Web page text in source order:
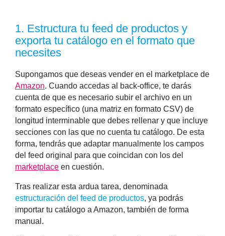
1. Estructura tu feed de productos y
exporta tu catálogo en el formato que
necesites
Supongamos que deseas vender en el marketplace de
Amazon. Cuando accedas al back-office, te darás
cuenta de que es necesario subir el archivo en un
formato específico (una matriz en formato CSV) de
longitud interminable que debes rellenar y que incluye
secciones con las que no cuenta tu catálogo. De esta
forma, tendrás que adaptar manualmente los campos
del feed original para que coincidan con los del
marketplace en cuestión.
Tras realizar esta ardua tarea, denominada
estructuración del feed de productos, ya podrás
importar tu catálogo a Amazon, también de forma
manual.